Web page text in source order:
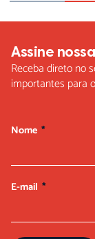
Assine
Receba direto no
importantes para
Nome
E-mail